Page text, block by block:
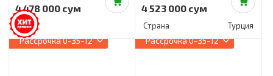
4 478 000 сум 4 523 000 сум
Страна Турция
Рассрочка0-35-12 Рассрочка0-35-12